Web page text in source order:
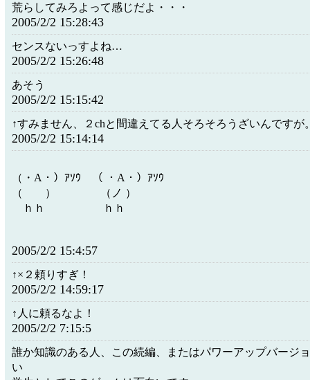
荒らしてみろよって感じだよ・・・
2005/2/2 15:28:43
センスないっすよね…
2005/2/2 15:26:48
あそう
2005/2/2 15:15:42
↑すみません、２chと間違えてる人そろそろうざいんですが
2005/2/2 15:14:14
（・A・）ｱｿｳ （ ・A・）ｱｿｳ
（ ） （ノ ）
ｈｈ ｈｈ
2005/2/2 15:4:57
↑×２頼りすぎ！
2005/2/2 14:59:17
↑人に頼るなよ！
2005/2/2 7:15:5
誰か知識のある人、この続編、またはパワーアップバージ
い